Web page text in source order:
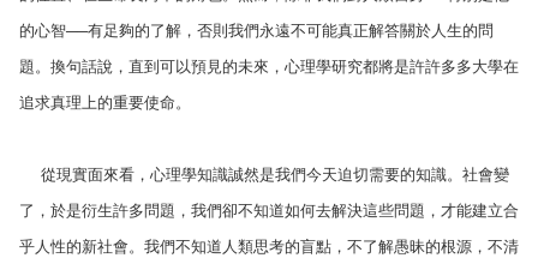
的心智──有足夠的了解，否則我們永遠不可能真正解答關於人生的問
題。換句話說，直到可以預見的未來，心理學研究都將是許許多多大學在
追求真理上的重要使命。
從現實面來看，心理學知識誠然是我們今天迫切需要的知識。社會變
了，於是衍生許多問題，我們卻不知道如何去解決這些問題，才能建立合
乎人性的新社會。我們不知道人類思考的盲點，不了解愚昧的根源，不清